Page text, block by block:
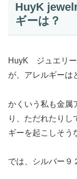
HuyK
ギーは？
HuyK ジュエリー
が、アレルギーは
かくいう私も金属
り、ただれたりし
ギーを起こしそう
では、シルバー９